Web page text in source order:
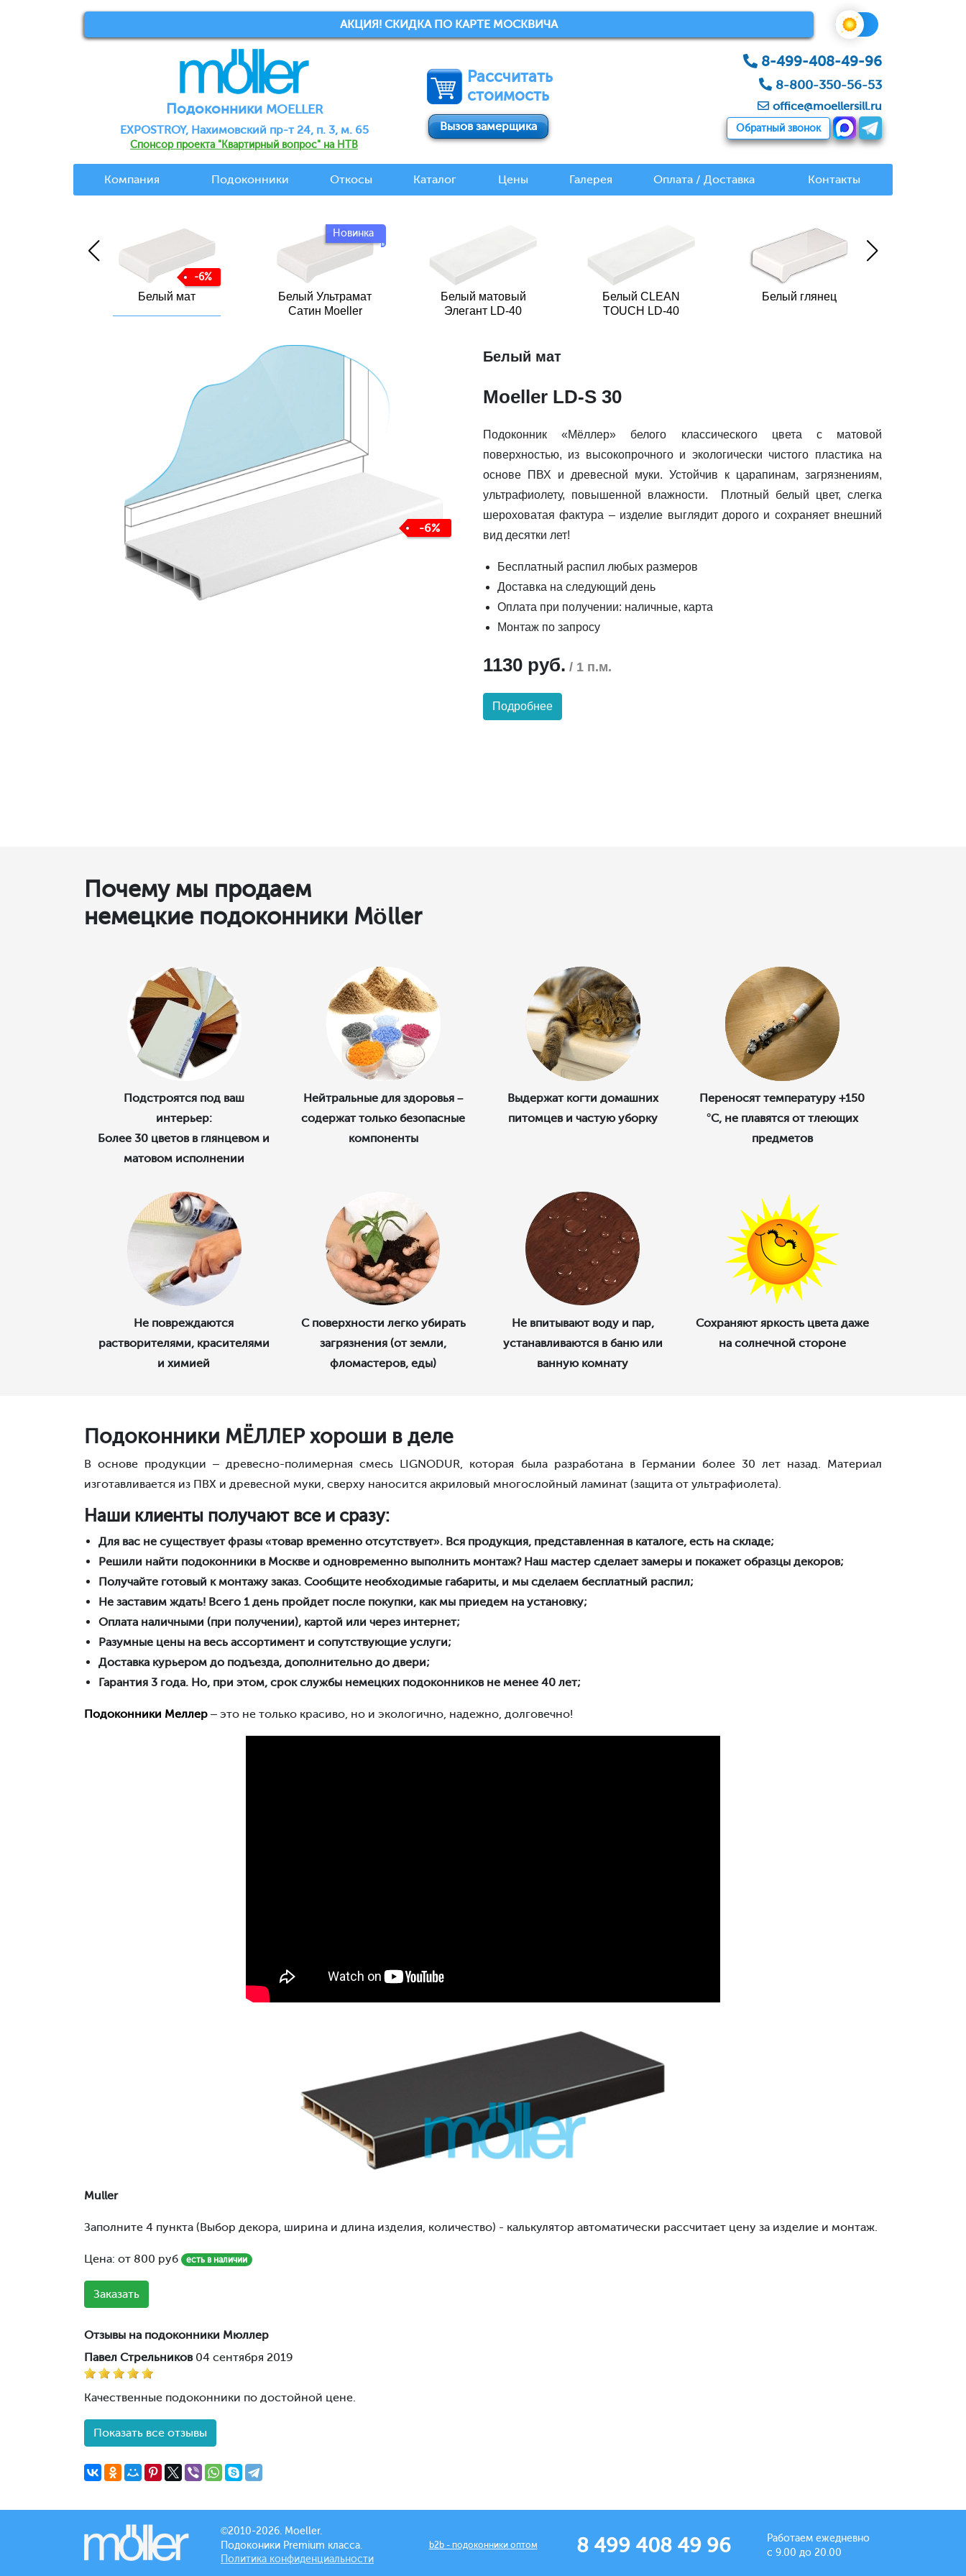
АКЦИЯ! СКИДКА ПО КАРТЕ МОСКВИЧА
ПодоконникиMOELLER
EXPOSTROY, Нахимовский пр-т 24, п. 3, м. 65
Спонсор проекта "Квартирный вопрос" на НТВ
Рассчитать
стоимость
Вызов замерщика
8-499-408-49-96
8-800-350-56-53
office@moellersill.ru
Обратный звонок
Компания Подоконники Откосы Каталог Цены Галерея Оплата / Доставка Контакты
-6%
Белый мат
Новинка
Белый Ультрамат
Сатин Moeller
Белый матовый
Элегант LD-40
Белый CLEAN
TOUCH LD-40
Белый глянец
-6%
Белый мат
Moeller LD-S 30
Подоконник «Мёллер» белого классического цвета с матовой
поверхностью, из высокопрочного и экологически чистого пластика на
основе ПВХ и древесной муки. Устойчив к царапинам, загрязнениям,
ультрафиолету, повышенной влажности. Плотный белый цвет, слегка
шероховатая фактура – изделие выглядит дорого и сохраняет внешний
вид десятки лет!
Бесплатный распил любых размеров
Доставка на следующий день
Оплата при получении: наличные, карта
Монтаж по запросу
1130 руб. / 1 п.м.
Подробнее
Почему мы продаем
немецкие подоконники Möller
Подстроятся под ваш
интерьер:
Более 30 цветов в глянцевом и
матовом исполнении
Нейтральные для здоровья –
содержат только безопасные
компоненты
Выдержат когти домашних
питомцев и частую уборку
Переносят температуру +150
°C, не плавятся от тлеющих
предметов
Не повреждаются
растворителями, красителями
и химией
С поверхности легко убирать
загрязнения (от земли,
фломастеров, еды)
Не впитывают воду и пар,
устанавливаются в баню или
ванную комнату
Сохраняют яркость цвета даже
на солнечной стороне
Подоконники МЁЛЛЕР хороши в деле
В основе продукции – древесно-полимерная смесь LIGNODUR, которая была разработана в Германии более 30 лет назад. Материал
изготавливается из ПВХ и древесной муки, сверху наносится акриловый многослойный ламинат (защита от ультрафиолета).
Наши клиенты получают все и сразу:
Для вас не существует фразы «товар временно отсутствует». Вся продукция, представленная в каталоге, есть на складе;
Решили найти подоконники в Москве и одновременно выполнить монтаж? Наш мастер сделает замеры и покажет образцы декоров;
Получайте готовый к монтажу заказ. Сообщите необходимые габариты, и мы сделаем бесплатный распил;
Не заставим ждать! Всего 1 день пройдет после покупки, как мы приедем на установку;
Оплата наличными (при получении), картой или через интернет;
Разумные цены на весь ассортимент и сопутствующие услуги;
Доставка курьером до подъезда, дополнительно до двери;
Гарантия 3 года. Но, при этом, срок службы немецких подоконников не менее 40 лет;
Подоконники Меллер – это не только красиво, но и экологично, надежно, долговечно!
Muller
Заполните 4 пункта (Выбор декора, ширина и длина изделия, количество) - калькулятор автоматически рассчитает цену за изделие и монтаж.
Цена: от 800 руб есть в наличии
Заказать
Отзывы на подоконники Мюллер
Павел Стрельников 04 сентября 2019
Качественные подоконники по достойной цене.
Показать все отзывы
©2010-2026. Moeller.
Подоконики Premium класса.
Политика конфиденциальности
b2b - подоконники оптом 8 499 408 49 96
Работаем ежедневно
с 9.00 до 20.00